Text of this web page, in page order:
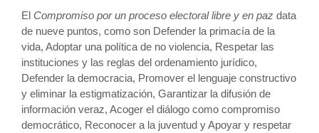
El Compromiso por un proceso electoral libre y en paz data
de nueve puntos, como son Defender la primacía de la
vida, Adoptar una política de no violencia, Respetar las
instituciones y las reglas del ordenamiento jurídico,
Defender la democracia, Promover el lenguaje constructivo
y eliminar la estigmatización, Garantizar la difusión de
información veraz, Acoger el diálogo como compromiso
democrático, Reconocer a la juventud y Apoyar y respetar